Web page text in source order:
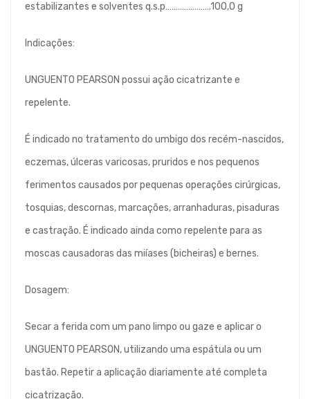
estabilizantes e solventes q.s.p………………….100,0 g
Indicações:
UNGUENTO PEARSON possui ação cicatrizante e
repelente.
É indicado no tratamento do umbigo dos recém-nascidos,
eczemas, úlceras varicosas, pruridos e nos pequenos
ferimentos causados por pequenas operações cirúrgicas,
tosquias, descornas, marcações, arranhaduras, pisaduras
e castração. É indicado ainda como repelente para as
moscas causadoras das miíases (bicheiras) e bernes.
Dosagem:
Secar a ferida com um pano limpo ou gaze e aplicar o
UNGUENTO PEARSON, utilizando uma espátula ou um
bastão. Repetir a aplicação diariamente até completa
cicatrização.